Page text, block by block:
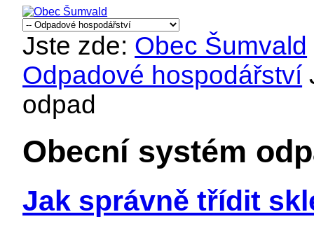
Jste zde: Obec Šumvald
Odpadové hospodářství
odpad
Obecní systém
Jak správně třídit